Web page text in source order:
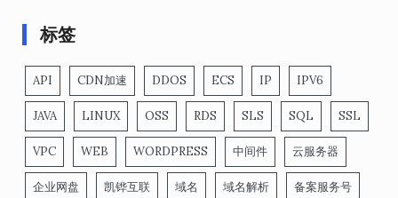
标签
API CDN加速 DDOS ECS IP IPV6
JAVA LINUX OSS RDS SLS SQL SSL
VPC WEB WORDPRESS 中间件 云服务器
企业网盘 凯铧互联 域名 域名解析 备案服务号